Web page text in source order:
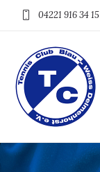
04221 916 34 15